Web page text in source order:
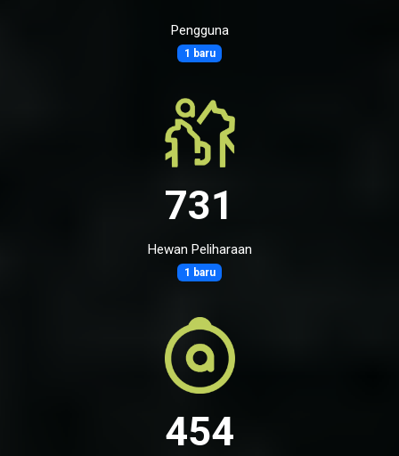
Pengguna
1 baru
731
Hewan Peliharaan
1 baru
454